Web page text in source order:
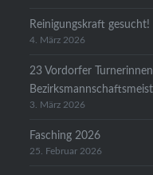
Reinigungskraft gesucht!
4. März 2026
23 Vordorfer
3. März 2026
Fasching 2026
25. Februar 2026